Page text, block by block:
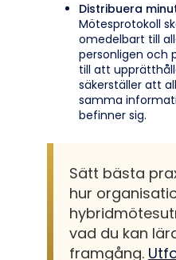
Distribuera
Mötesprotokoll
omedelbart till
personligen och
till att
säkerställer att
samma
befinner sig.
Sätt bästa
hur
vad du kan
framgång.